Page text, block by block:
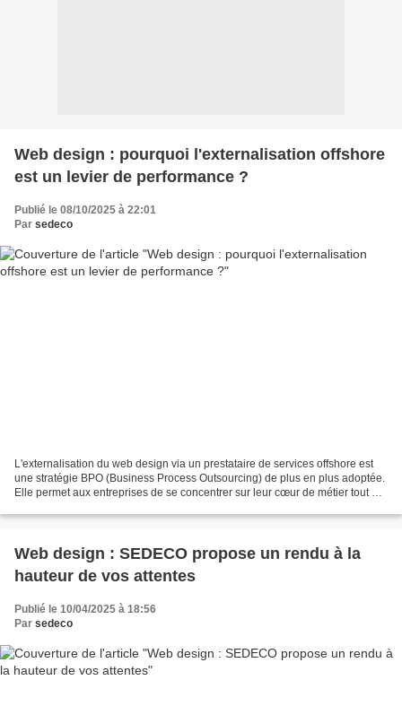
Web design : pourquoi l'externalisation offshore
est un levier de performance ?
Publié le 08/10/2025 à 22:01
Par sedeco
L'externalisation du web design via un prestataire de services offshore est
une stratégie BPO (Business Process Outsourcing) de plus en plus adoptée.
Elle permet aux entreprises de se concentrer sur leur cœur de métier tout en
Web design : SEDECO propose un rendu à la
hauteur de vos attentes
Publié le 10/04/2025 à 18:56
Par sedeco